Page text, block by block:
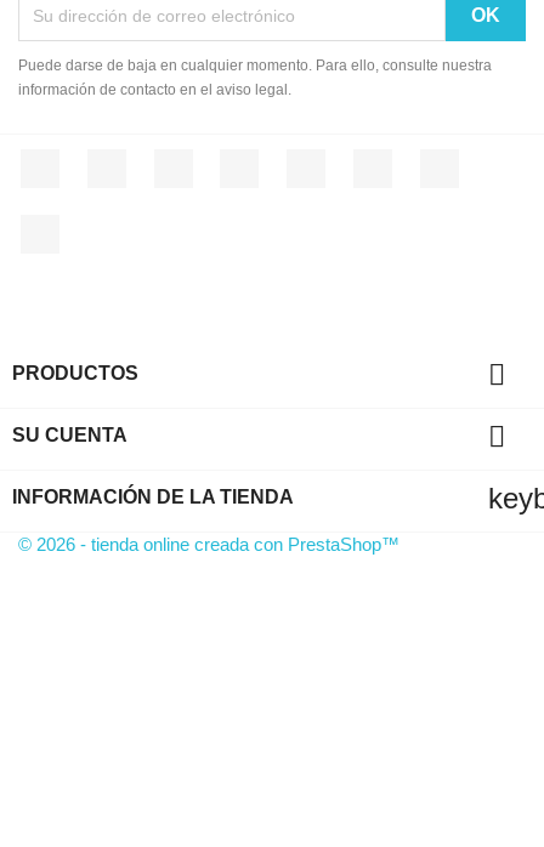
Puede darse de baja en cualquier momento. Para ello, consulte nuestra
información de contacto en el aviso legal.
PRODUCTOS 
SU CUENTA 
INFORMACIÓN DE LA TIENDA
© 2026 - tienda online creada con PrestaShop™